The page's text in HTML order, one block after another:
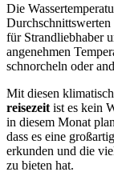
Die
für Strandliebhaber
angenehmen
schnorcheln oder
Mit diesen
reisezeit ist es kein
in diesem Monat
dass es eine
erkunden und die
zu bieten hat.